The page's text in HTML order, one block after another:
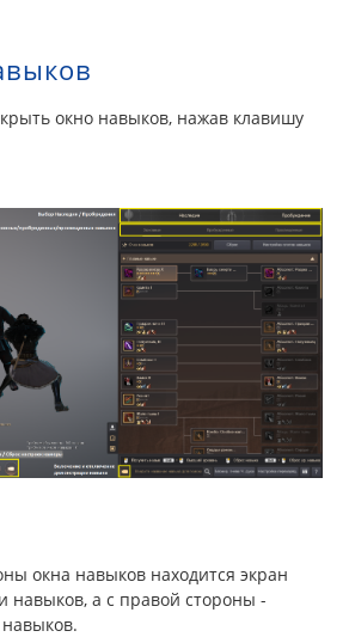
окно навыков, нажав клавишу
окна навыков находится экран
навыков, а с правой стороны -